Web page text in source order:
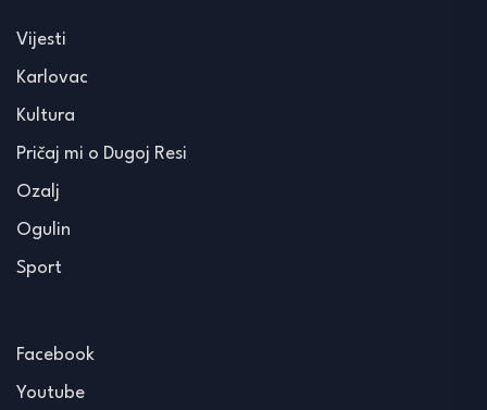
Vijesti
Karlovac
Kultura
Pričaj mi o Dugoj Resi
Ozalj
Ogulin
Sport
Facebook
Youtube